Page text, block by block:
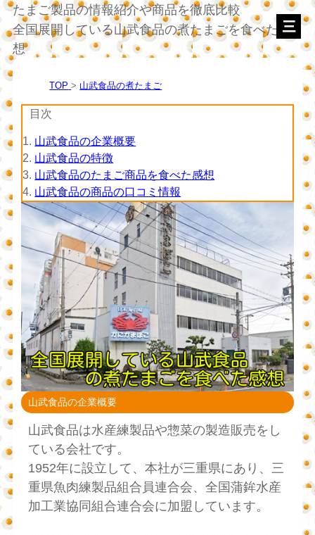
たまご製品の情報紹介や商品を徹底比較
全国展開している山武食品の煮たまごを食べた感
想
TOP 山武食品の煮たまご
目次
1. 山武食品の企業概要
2. 山武食品の特徴
3. 山武食品のたまご商品を食べた感想
4. 山武食品の商品の口コミ情報
山武食品の企業概要
山武食品は水産練製品や惣菜の製造販売をし
ている会社です。
1952年に設立して、本社が三重県にあり、三
重県魚肉練製品組合員連合会、全国蒲鉾水産
加工業協同組合連合会に加盟しています。